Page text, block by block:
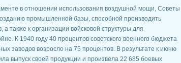
в отношении использования воздушной мощи, Советы
промышленной базы, способной производить
также к организации войсковой структуры для
К 1940 году 40 процентов советского военного бюджета
заводов возросло на 75 процентов. В результате к июню
выпуск своей продукции и произвела 22 685 боевых